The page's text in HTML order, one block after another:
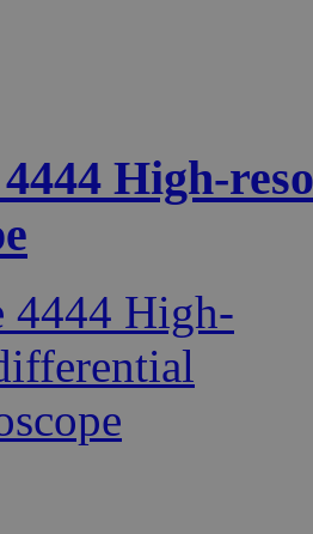
4444 High-